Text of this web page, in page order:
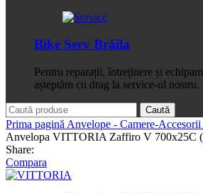
Bike Serv Brăila
Pentru reparații, întreținere și
așteptăm cu drag la service-ul nostru.
Caută
Prima pagină Anvelope - Camere-Accesorii
Anvelopa VITTORIA Zaffiro V 700x25C
Share:
Compara